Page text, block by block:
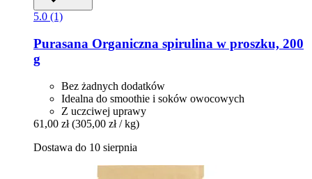
5.0 (1)
Purasana Organiczna spirulina w proszku, 200
g
Bez żadnych dodatków
Idealna do smoothie i soków owocowych
Z uczciwej uprawy
61,00 zł (305,00 zł / kg)
Dostawa do 10 sierpnia